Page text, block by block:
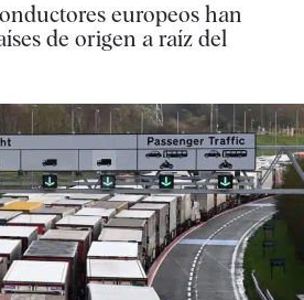
europeos han
de origen a raíz del